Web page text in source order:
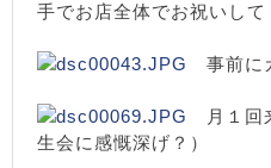
手でお店全体でお祝いして
事前に
月１回
生会に感慨深げ？）